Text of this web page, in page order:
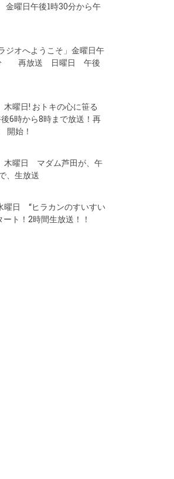
曜日午後1時30分から午
ジオへようこそ」金曜日午
分 再放送 日曜日 午後
木曜日! おトキの心に笹る
6時から8時まで放送！再
始！
木曜日 マダム芦田が、午
、生放送
日 “ヒラカンのすいすい
ト！2時間生放送！！